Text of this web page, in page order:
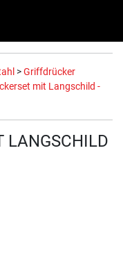
>Griffdrücker
mit Langschild -
LANGSCHILD